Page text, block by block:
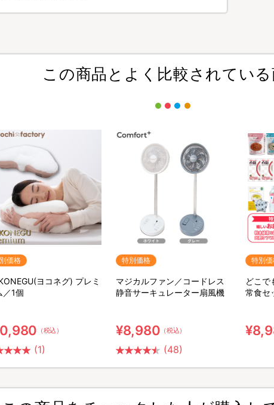
この商品とよく比較されている
価格
ヨコネグ) プレミ
／1個
（税込）
(1)
特別価格
マジカルファン／コードレス
静音サーキュレーター扇風機
¥8,980 （税込）
(48)
特別
どこで
常食セ